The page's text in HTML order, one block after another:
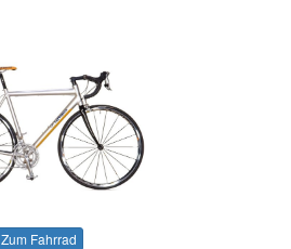
Zum Fahrrad